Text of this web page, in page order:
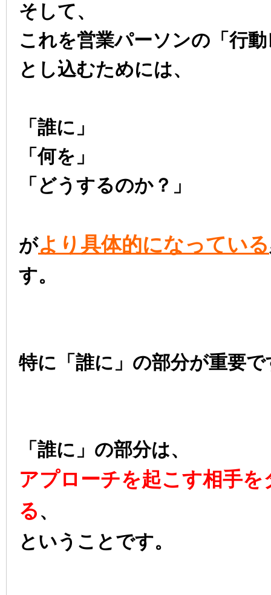
そして、
これを営業パーソンの「行
とし込むためには、
「誰に」
「何を」
「どうするのか？」
がより具体的になっている
す。
特に「誰に」の部分が重要で
「誰に」の部分は、
アプローチを起こす相手
る 、
ということです。